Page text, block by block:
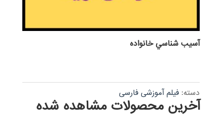
آسيب شناسي خانواده
دسته: فیلم آموزشی فارسی
آخرین محصولات مشاهده شده